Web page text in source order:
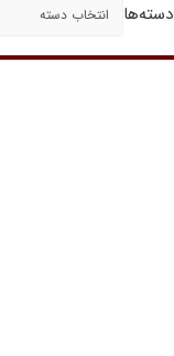
دسته‌ها